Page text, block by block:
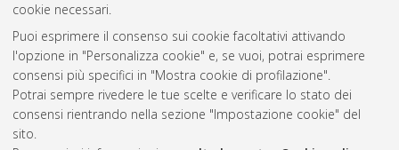
cookie necessari.
Puoi esprimere il consenso sui cookie facoltativi attivando
l'opzione in "Personalizza cookie" e, se vuoi, potrai esprimere
consensi più specifici in "Mostra cookie di profilazione".
Potrai sempre rivedere le tue scelte e verificare lo stato dei
consensi rientrando nella sezione "Impostazione cookie" del
sito.
Atom
Rss
AMS Acta
ISSN: 2038-7954
re3data.org -
doi.org/10.17616/R3P19R
Servizio implementato e